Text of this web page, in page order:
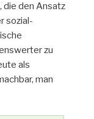
den Ansatz
sozial-
zu
als
man